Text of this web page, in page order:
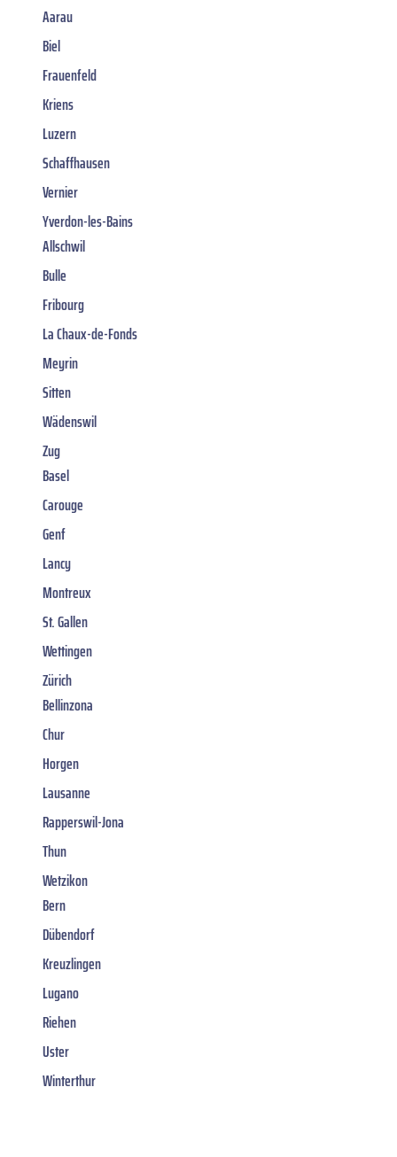
Aarau
Biel
Frauenfeld
Kriens
Luzern
Schaffhausen
Vernier
Yverdon-les-Bains
Allschwil
Bulle
Fribourg
La Chaux-de-Fonds
Meyrin
Sitten
Wädenswil
Zug
Basel
Carouge
Genf
Lancy
Montreux
St. Gallen
Wettingen
Zürich
Bellinzona
Chur
Horgen
Lausanne
Rapperswil-Jona
Thun
Wetzikon
Bern
Dübendorf
Kreuzlingen
Lugano
Riehen
Uster
Winterthur